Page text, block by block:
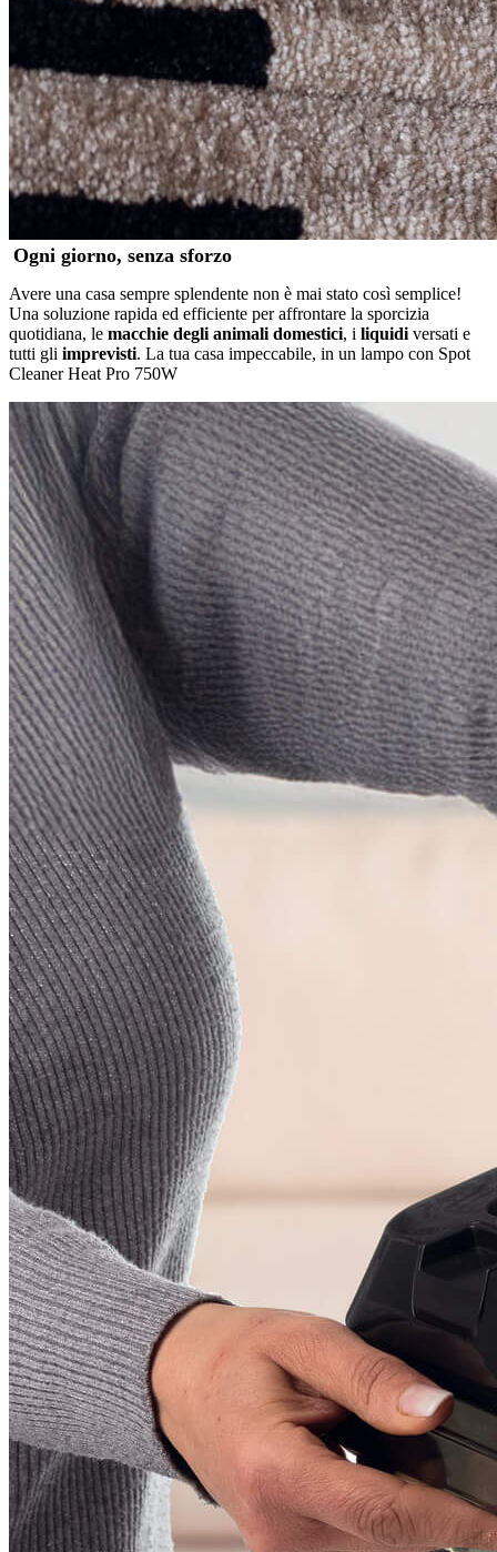
Ogni giorno, senza sforzo
Avere una casa sempre splendente non è mai stato così semplice!
Una soluzione rapida ed efficiente per affrontare la sporcizia
quotidiana, le macchie degli animali domestici, i liquidi versati e
tutti gli imprevisti. La tua casa impeccabile, in un lampo con Spot
Cleaner Heat Pro 750W